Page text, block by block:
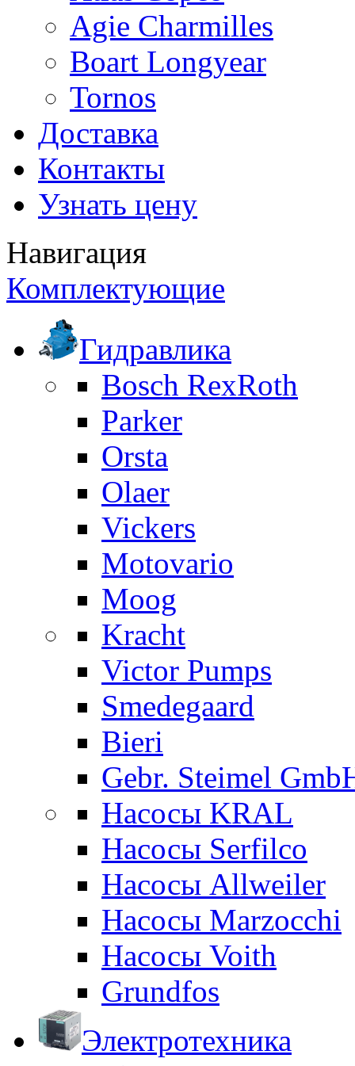
Agie Charmilles
Boart Longyear
Tornos
Доставка
Контакты
Узнать цену
Навигация
Комплектующие
Гидравлика
Bosch RexRoth
Parker
Orsta
Olaer
Vickers
Motovario
Moog
Kracht
Victor Pumps
Smedegaard
Bieri
Gebr. Steimel
Насосы KRAL
Насосы Serfilco
Насосы Allweiler
Насосы Marzocchi
Насосы Voith
Grundfos
Электротехника